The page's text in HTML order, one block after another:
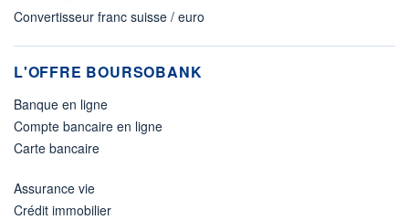
Convertisseur franc suisse / euro
L'OFFRE BOURSOBANK
Banque en ligne
Compte bancaire en ligne
Carte bancaire
Assurance vie
Crédit immobilier